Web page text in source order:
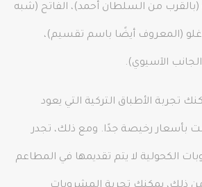
(بالقرب من السلطان أحمد)، الفاتح (شبه
(المعروف أيضًا باسم تقسيم)،
الآسيوي).
تجربة الأطباق التركية التي يعود
بأسعار رخيصة جدًا. ومع ذلك، تجدر
الكحولية لا يتم تقديمها في المطاعم